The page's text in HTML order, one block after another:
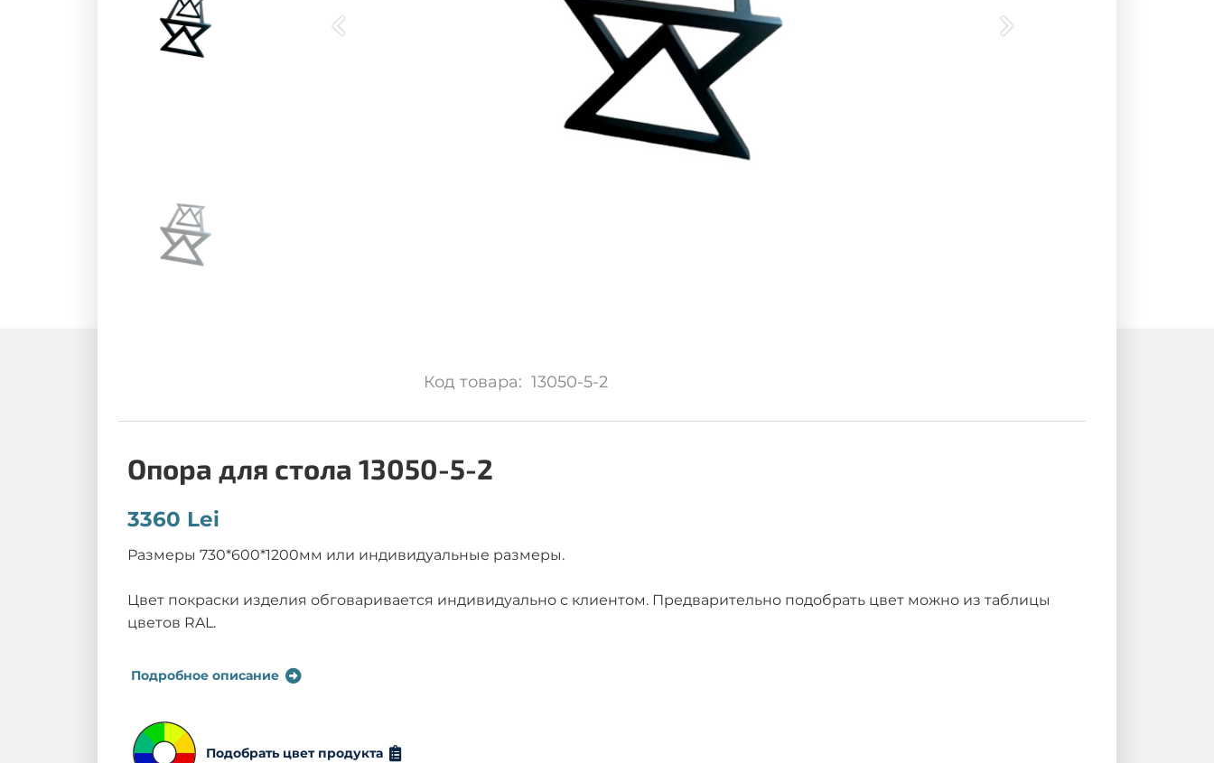
Код товара: 13050-5-2
Опора для стола 13050-5-2
3360 Lei
Размеры 730*600*1200мм или индивидуальные размеры.
Цвет покраски изделия обговаривается индивидуально с клиентом. Предварительно подобрать цвет можно из таблицы
цветов RAL.
Подробное описание
Подобрать цвет продукта